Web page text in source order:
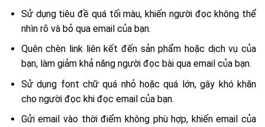
Sử dụng tiêu đề quá tối màu, khiến người đọc không thể
nhìn rõ và bỏ qua email của bạn.
Quên chèn link liên kết đến sản phẩm hoặc dịch vụ của
bạn, làm giảm khả năng người đọc bài qua email của bạn.
Sử dụng font chữ quá nhỏ hoặc quá lớn, gây khó khăn
cho người đọc khi đọc email của bạn.
Gửi email vào thời điểm không phù hợp, khiến email của